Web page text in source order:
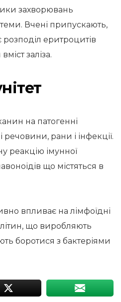
захворювань
Вчені припускають,
еритроцитів
заліза.
на патогенні
речовини, рани і інфекції.
реакцію імунної
що містяться в
впливає на лімфоїдні
що виробляють
боротися з бактеріями